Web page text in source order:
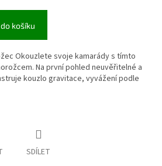
košíku
Okouzlete svoje kamarády s tímto
Na první pohled neuvěřitelné a
kouzlo gravitace, vyvážení podle
SDÍLET